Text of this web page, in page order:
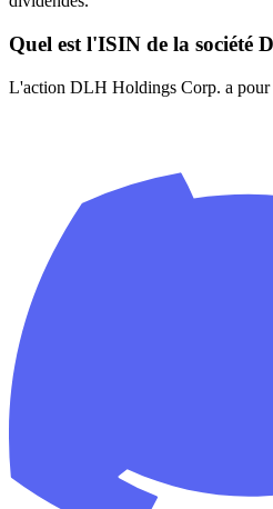
Quel est l'ISIN de la société
L'action DLH Holdings Corp. a